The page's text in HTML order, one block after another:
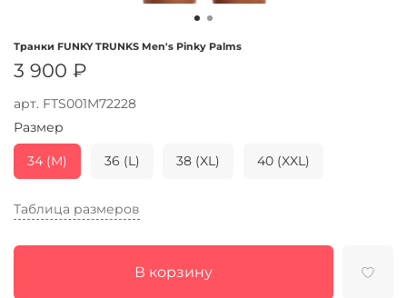
арт. FTS001M72228
Транки FUNKY TRUNKS Men's Pinky Palms
3 900 ₽
Таблица размеров
В корзину
Размер
34 (M) 36 (L) 38 (XL) 40 (XXL)